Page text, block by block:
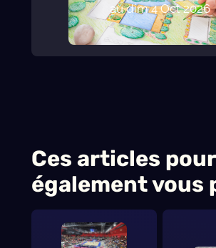
audim 4 Oct 2026
Ces articles
également vous